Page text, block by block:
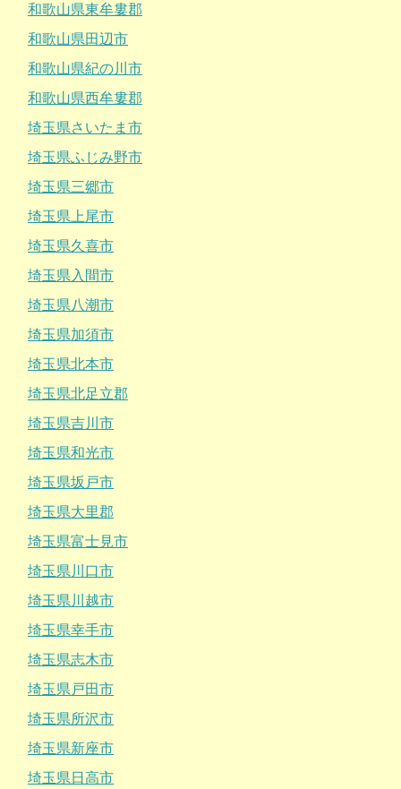
和歌山県東牟婁郡
和歌山県田辺市
和歌山県紀の川市
和歌山県西牟婁郡
埼玉県さいたま市
埼玉県ふじみ野市
埼玉県三郷市
埼玉県上尾市
埼玉県久喜市
埼玉県入間市
埼玉県八潮市
埼玉県加須市
埼玉県北本市
埼玉県北足立郡
埼玉県吉川市
埼玉県和光市
埼玉県坂戸市
埼玉県大里郡
埼玉県富士見市
埼玉県川口市
埼玉県川越市
埼玉県幸手市
埼玉県志木市
埼玉県戸田市
埼玉県所沢市
埼玉県新座市
埼玉県日高市